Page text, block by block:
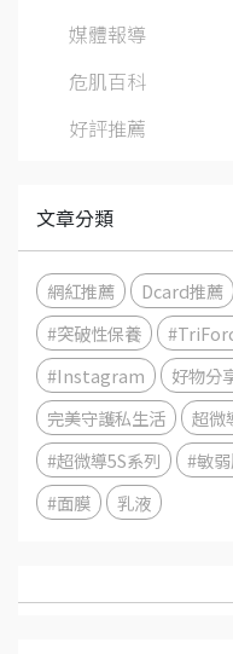
媒體報導
危肌百科
好評推薦
文章分類
網紅推薦 Dcard推薦
#突破性保養
#Instagram
好物分
完美守護私生活
超微
#超微導5S系列
#敏
#面膜
乳液